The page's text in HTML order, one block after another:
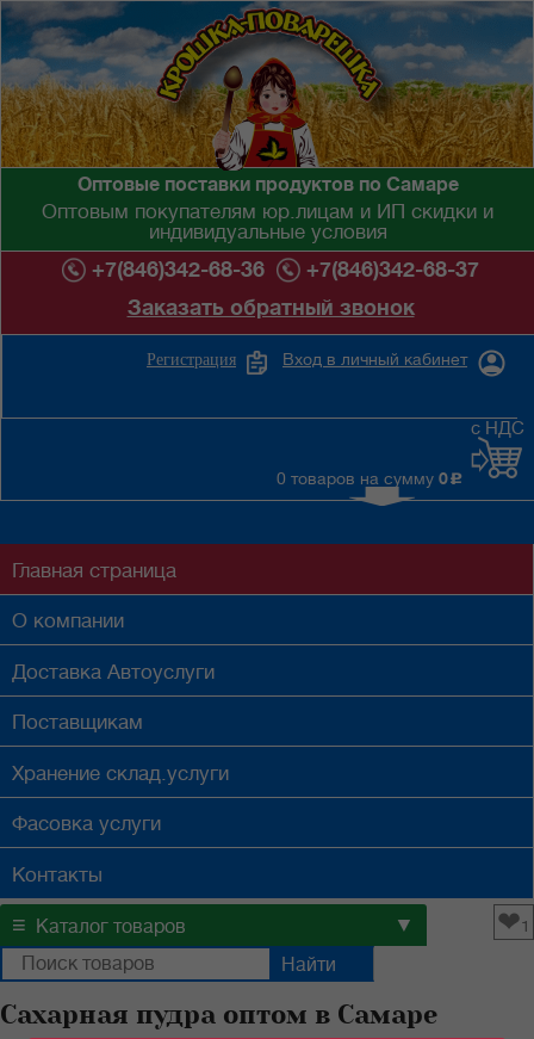
Оптовые поставки продуктов по Самаре
Оптовым покупателям юр.лицам и ИП скидки и
индивидуальные условия
+7(846)342-68-36
+7(846)342-68-37
Заказать обратный звонок
Вход в личный кабинет
Регистрация
0 товаров на сумму 0 c
с НДС
Главная страница
О компании
Доставка Автоуслуги
Поставщикам
Хранение склад.услуги
Фасовка услуги
Контакты
≡ Каталог товаров ▼ ❤1
Сахарная пудра оптом в Самаре